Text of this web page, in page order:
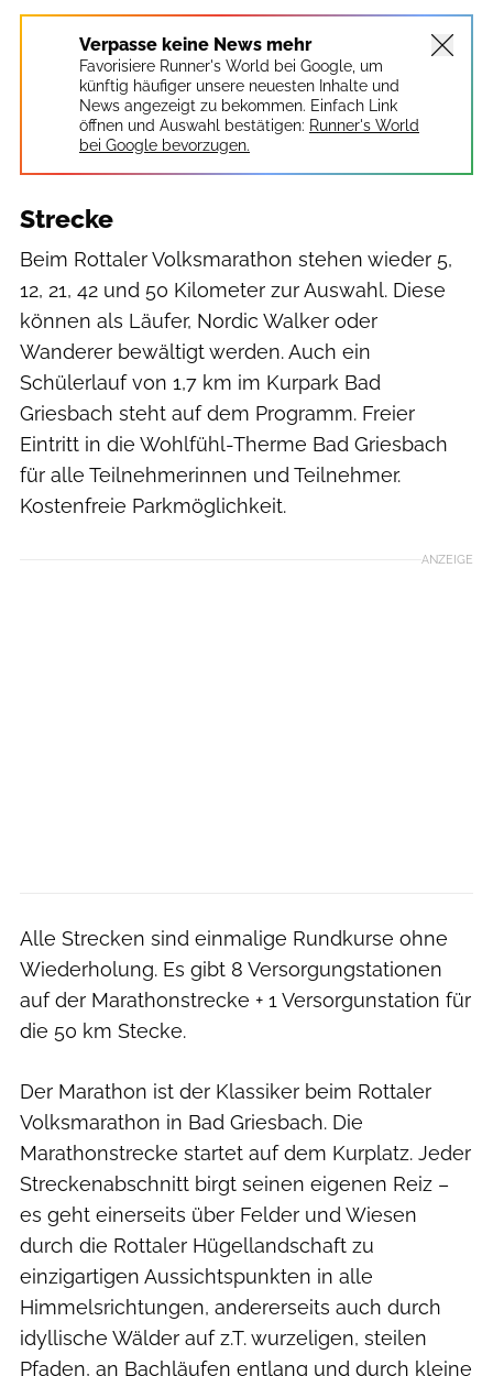
Verpasse keine News mehr
Favorisiere Runner's World bei Google, um
künftig häufiger unsere neuesten Inhalte und
News angezeigt zu bekommen. Einfach Link
öffnen und Auswahl bestätigen: Runner's World
bei Google bevorzugen.
Strecke
Beim Rottaler Volksmarathon stehen wieder 5,
12, 21, 42 und 50 Kilometer zur Auswahl. Diese
können als Läufer, Nordic Walker oder
Wanderer bewältigt werden. Auch ein
Schülerlauf von 1,7 km im Kurpark Bad
Griesbach steht auf dem Programm. Freier
Eintritt in die Wohlfühl-Therme Bad Griesbach
für alle Teilnehmerinnen und Teilnehmer.
Kostenfreie Parkmöglichkeit.
ANZEIGE
Alle Strecken sind einmalige Rundkurse ohne
Wiederholung. Es gibt 8 Versorgungstationen
auf der Marathonstrecke + 1 Versorgunstation für
die 50 km Stecke.
Der Marathon ist der Klassiker beim Rottaler
Volksmarathon in Bad Griesbach. Die
Marathonstrecke startet auf dem Kurplatz. Jeder
Streckenabschnitt birgt seinen eigenen Reiz –
es geht einerseits über Felder und Wiesen
durch die Rottaler Hügellandschaft zu
einzigartigen Aussichtspunkten in alle
Himmelsrichtungen, andererseits auch durch
idyllische Wälder auf z.T. wurzeligen, steilen
Pfaden, an Bachläufen entlang und durch kleine